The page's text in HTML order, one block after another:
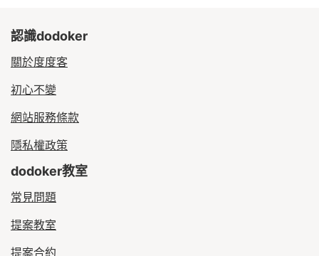
認識dodoker
關於度度客
初心不變
網站服務條款
隱私權政策
dodoker教室
常見問題
提案教室
提案合約